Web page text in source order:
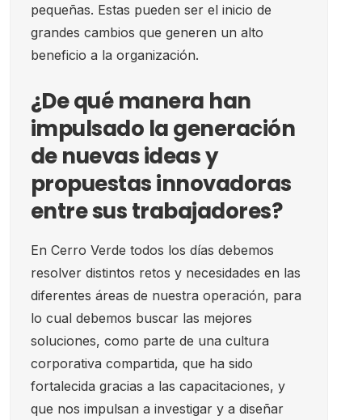
pequeñas. Estas pueden ser el inicio de
grandes cambios que generen un alto
beneficio a la organización.
¿De qué manera han
impulsado la generación
de nuevas ideas y
propuestas innovadoras
entre sus trabajadores?
En Cerro Verde todos los días debemos
resolver distintos retos y necesidades en las
diferentes áreas de nuestra operación, para
lo cual debemos buscar las mejores
soluciones, como parte de una cultura
corporativa compartida, que ha sido
fortalecida gracias a las capacitaciones, y
que nos impulsan a investigar y a diseñar